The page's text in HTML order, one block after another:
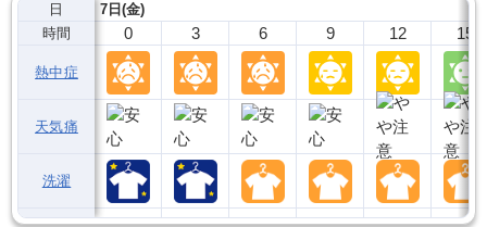
日
時間
熱中症
天気痛
洗濯
7日(金)
0 3 6 9 12 15